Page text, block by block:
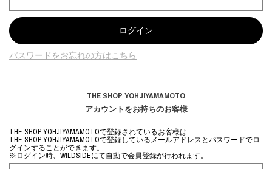
パスワードをお忘れの方はこちら
THE SHOP YOHJIYAMAMOTO
アカウントをお持ちのお客様
THE SHOP YOHJIYAMAMOTOで登録されているお客様は
THE SHOP YOHJIYAMAMOTOで登録しているメールアドレスとパスワードでロ
グインすることができます。
※ログイン時、WILDSIDEにて自動で会員登録が行われます。